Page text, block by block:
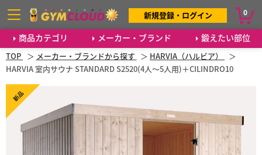
商品カテゴリ メーカー・ブランド 鍛えたい部位
新規登録・ログイン 0
TOP メーカー・ブランドから探す
HARVIA（ハルビア）
HARVIA 室内サウナ STANDARD S2520(4人～5人用)＋CILINDRO10
新品